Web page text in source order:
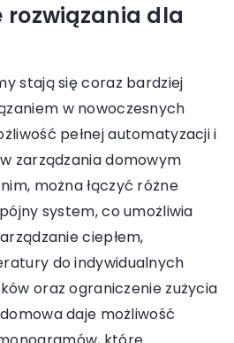
rozwiązania dla
stają się coraz bardziej
w nowoczesnych
pełnej automatyzacji i
zarządzania domowym
można łączyć różne
system, co umożliwia
ciepłem,
do indywidualnych
oraz ograniczenie zużycia
daje możliwość